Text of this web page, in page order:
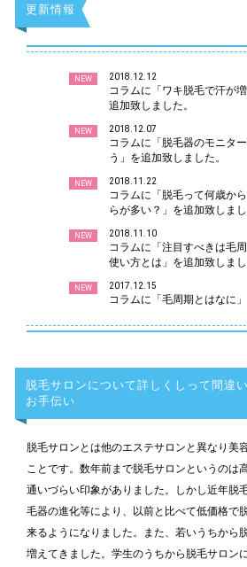
更新情報
NEW 2018.12.12
コラムに「ワキ脱毛で汗が
追加致しました。
NEW 2018.12.07
コラムに「脱毛器のモニタ
う」を追加致しました。
NEW 2018.11.22
コラムに「脱毛って何歳か
らが多い？」を追加致しまし
NEW 2018.11.10
コラムに「注目すべきは毛
使い方とは」を追加致しまし
NEW 2017.12.15
コラムに「毛周期とはなに
脱毛サロンについて詳しくしって間違
お手伝い
脱毛サロンとは他のエステサロンと異なり美
ことです。数年前まで脱毛サロンというのは
通いづらい印象がありました。しかし近年脱
毛器の進化等により、以前と比べて低価格で
来るようになりました。また、若いうちから
増えてきました。学生のうちから脱毛サロン